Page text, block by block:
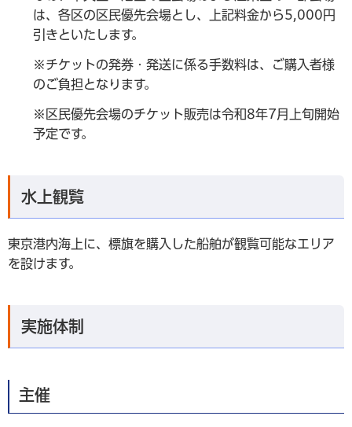
は、各区の区民優先会場とし、上記料金から5,000円
引きといたします。
※チケットの発券・発送に係る手数料は、ご購入者様
のご負担となります。
※区民優先会場のチケット販売は令和8年7月上旬開始
予定です。
水上観覧
東京港内海上に、標旗を購入した船舶が観覧可能なエリア
を設けます。
実施体制
主催